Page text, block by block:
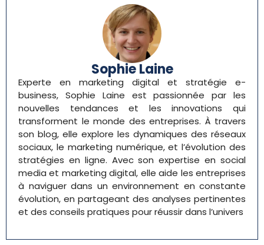
Sophie Laine
Experte en marketing digital et stratégie e-
business, Sophie Laine est passionnée par les
nouvelles tendances et les innovations qui
transforment le monde des entreprises. À travers
son blog, elle explore les dynamiques des réseaux
sociaux, le marketing numérique, et l’évolution des
stratégies en ligne. Avec son expertise en social
media et marketing digital, elle aide les entreprises
à naviguer dans un environnement en constante
évolution, en partageant des analyses pertinentes
et des conseils pratiques pour réussir dans l’univers